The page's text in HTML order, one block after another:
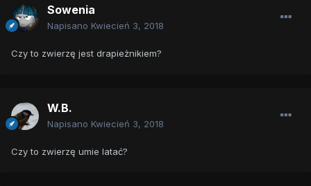
Sowenia
Napisano Kwiecień 3, 2018
Czy to zwierzę jest drapieżnikiem?
W.B.
Napisano Kwiecień 3, 2018
Czy to zwierzę umie latać?